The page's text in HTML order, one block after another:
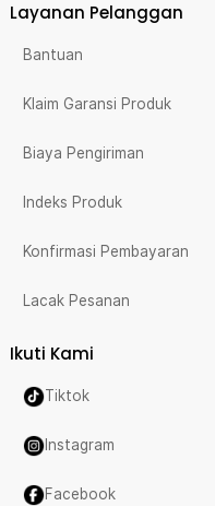
Layanan Pelanggan
Bantuan
Klaim Garansi Produk
Biaya Pengiriman
Indeks Produk
Konfirmasi Pembayaran
Lacak Pesanan
Ikuti Kami
Tiktok
Instagram
Facebook